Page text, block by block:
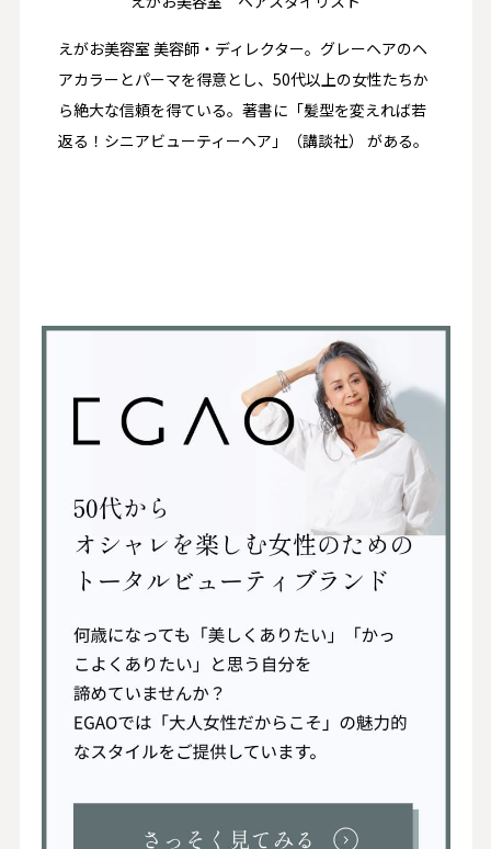
えがお美容室 美容師・ディレクター。グレーヘアのヘ
アカラーとパーマを得意とし、50代以上の女性たちか
ら絶大な信頼を得ている。著書に「髪型を変えれば若
返る！シニアビューティーヘア」（講談社） がある。